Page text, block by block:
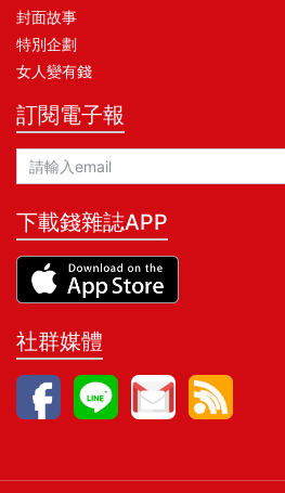
封面故事
特別企劃
女人變有錢
訂閱電子報
下載錢雜誌APP
社群媒體